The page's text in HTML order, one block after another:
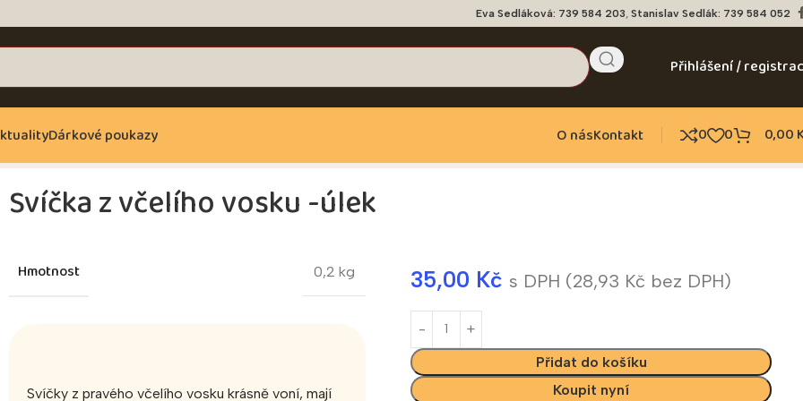
Eva Sedláková: 739 584 203, Stanislav Sedlák: 739 584 052
Přihlášení /
Dárkové poukazy O násKontakt 0 0 0,00
Svíčka z včelího vosku -úlek
Hmotnost 0,2 kg
Svíčky z pravého včelího vosku krásně voní, mají
35,00 Kč s DPH (28,93 Kč bez DPH)
Přidat do košíku
Koupit nyní